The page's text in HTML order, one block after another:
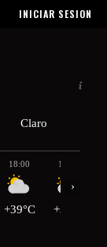
INICIAR SESION
Claro
18:00
+39°C
19:00
+38°C
›